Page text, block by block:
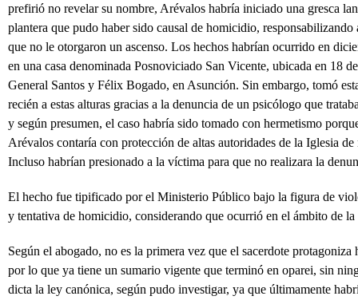
Padre Claudio Arévalos (i), denunciado. / Archivo, ABC Color
AMPLIA
R
prefirió no revelar su nombre, Arévalos habría iniciado una gresca
plantera que pudo haber sido causal de homicidio, responsabilizando
que no le otorgaron un ascenso. Los hechos habrían ocurrido en
en una casa denominada Posnoviciado San Vicente, ubicada en 18
General Santos y Félix Bogado, en Asunción. Sin embargo, tomó
recién a estas alturas gracias a la denuncia de un psicólogo que
y según presumen, el caso habría sido tomado con hermetismo
Arévalos contaría con protección de altas autoridades de la Iglesia de
Incluso habrían presionado a la víctima para que no realizara la
El hecho fue tipificado por el Ministerio Público bajo la figura de
y tentativa de homicidio, considerando que ocurrió en el ámbito de
Según el abogado, no es la primera vez que el sacerdote protagoniza
por lo que ya tiene un sumario vigente que terminó en oparei, sin
dicta la ley canónica, según pudo investigar, ya que últimamente